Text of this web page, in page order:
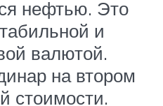
нефтью. Это
и
валютой.
на втором
стоимости.